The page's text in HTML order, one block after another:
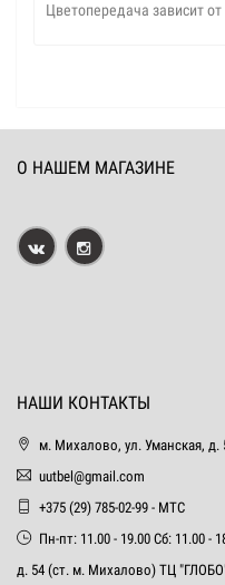
Цветопередача зависит
О НАШЕМ МАГАЗИНЕ
НАШИ КОНТАКТЫ
м. Михалово, ул. Уманская,
uutbel@gmail.com
+375 (29) 785-02-99 - МТС
Пн-пт: 11.00 - 19.00 Сб: 11.00 -
д. 54 (ст. м. Михалово) ТЦ